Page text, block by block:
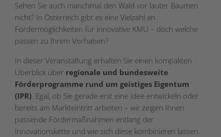
Sehen Sie auch manchmal den Wald vor lauter Bäumen
nicht? In Österreich gibt es eine Vielzahl an
Fördermöglichkeiten für innovative KMU – doch welche
passen zu Ihrem Vorhaben?
In dieser Veranstaltung erhalten Sie einen kompakten
Überblick über regionale und bundesweite
Förderprogramme rund um geistiges Eigentum
(IPR). Egal, ob Sie gerade erst eine Idee entwickeln oder
bereits am Markteintritt arbeiten – wir zeigen Ihnen
passende Fördermaßnahmen entlang der
Innovationskette und wie sich diese kombinieren lassen.